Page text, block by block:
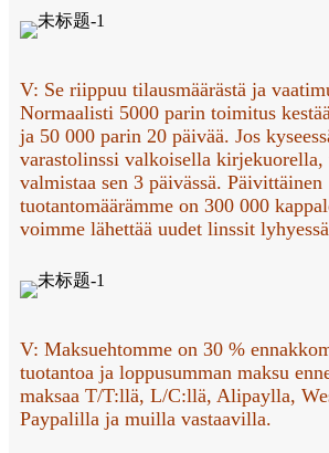
V: Se riippuu tilausmäärästä ja
Normaalisti 5000 parin toimitus
ja 50 000 parin 20 päivää. Jos
varastolinssi valkoisella kirjekuorella,
valmistaa sen 3 päivässä. Päivittäinen
tuotantomäärämme on 300 000
voimme lähettää uudet linssit
V: Maksuehtomme on 30 %
tuotantoa ja loppusumman maksu
maksaa T/T:llä, L/C:llä, Alipaylla,
Paypalilla ja muilla vastaavilla.